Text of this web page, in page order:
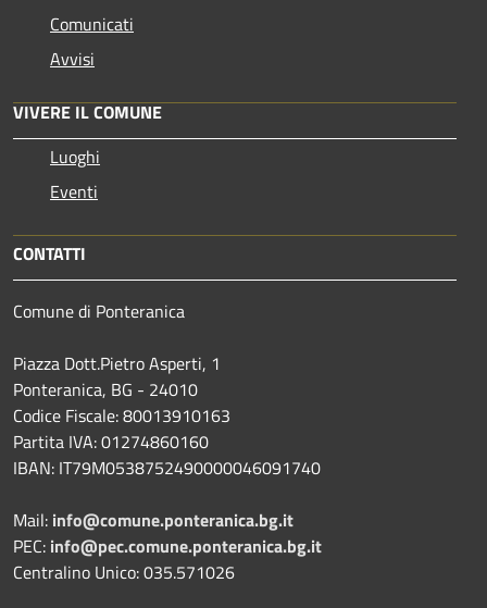
Comunicati
Avvisi
VIVERE IL COMUNE
Luoghi
Eventi
CONTATTI
Comune di Ponteranica
Piazza Dott.Pietro Asperti, 1
Ponteranica, BG - 24010
Codice Fiscale: 80013910163
Partita IVA: 01274860160
IBAN: IT79M0538752490000046091740
Mail: info@comune.ponteranica.bg.it
PEC: info@pec.comune.ponteranica.bg.it
Centralino Unico: 035.571026